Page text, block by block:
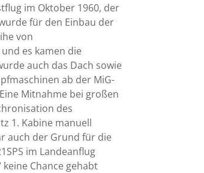
im Oktober 1960, der
für den Einbau der
von
es kamen die
auch das Dach sowie
ab der MiG-
Mitnahme bei großen
des
1. Kabine manuell
auch der Grund für die
im Landeanflug
Chance gehabt